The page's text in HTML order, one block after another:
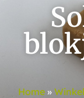
Home » Winkel